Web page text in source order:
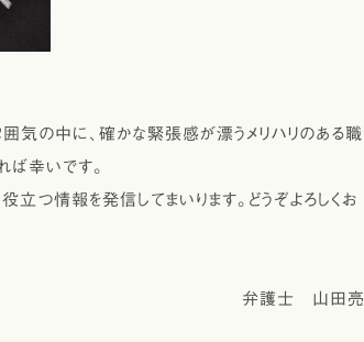
の中に、確かな緊張感が漂うメリハリのある職
ば幸いです。
つ情報を発信してまいります。どうぞよろしくお
弁護士 山田亮